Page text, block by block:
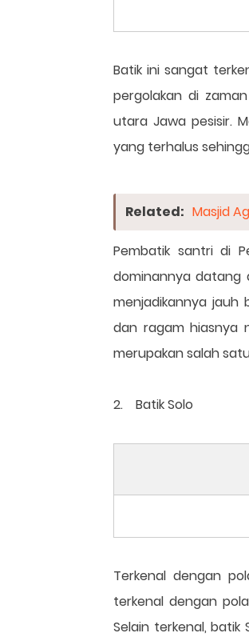
Batik ini sangat
pergolakan di
utara Jawa pesisir.
yang terhalus
Related: Masjid
Pembatik santri di
dominannya datang
menjadikannya jauh
dan ragam hiasnya
merupakan salah
2. Batik Solo
Terkenal dengan
terkenal dengan
Selain terkenal,